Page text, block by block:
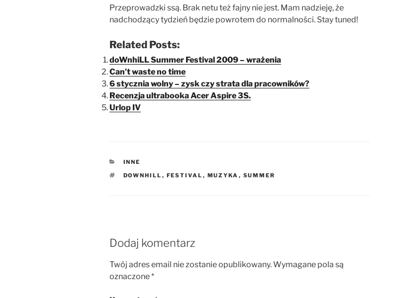
Przeprowadzki ssą. Brak netu też fajny nie jest. Mam nadzieję, że
nadchodzący tydzień będzie powrotem do normalności. Stay tuned!
Related Posts:
doWnhiLL Summer Festival 2009 – wrażenia
Can’t waste no time
6 stycznia wolny – zysk czy strata dla pracowników?
Recenzja ultrabooka Acer Aspire 3S.
Urlop IV
KATEGORIE
INNE
TAGI
DOWNHILL , FESTIVAL , MUZYKA , SUMMER
Dodaj komentarz
Twój adres email nie zostanie opublikowany.Wymagane pola są
oznaczone*